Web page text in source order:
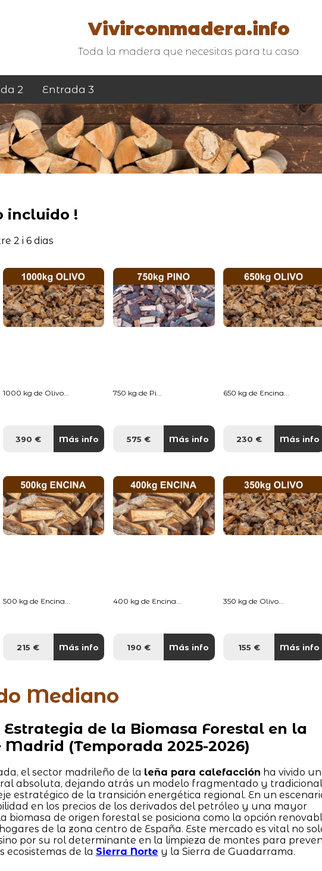
Vivirconmadera.info
Toda la madera que necesitas para tu casa
2 Entrada 3
incluido !
2 i 6 dias
1000 kg de Olivo...
390 € Más info
750 kg de Pi...
575 € Más info
650 kg de Encina...
230 € Más info
500 kg de Encina...
215 € Más info
400 kg de Encina...
190 € Más info
350 kg de Olivo...
155 € Más info
Mediano
Estrategia de la Biomasa Forestal en la
(Temporada 2025-2026)
el sector madrileño de la leña para calefacción ha vivido
absoluta, dejando atrás un modelo fragmentado y tradicional
estratégico de la transición energética regional. En un
en los precios de los derivados del petróleo y una mayor
biomasa de origen forestal se posiciona como la opción
de la zona centro de España. Este mercado es vital no
por su rol determinante en la limpieza de montes para
ecosistemas de la Sierra Norte y la Sierra de Guadarrama.